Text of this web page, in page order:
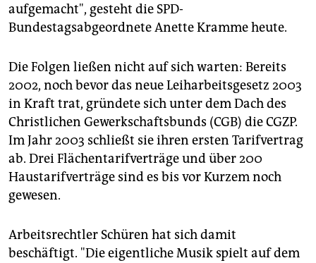
aufgemacht", gesteht die SPD-
Bundestagsabgeordnete Anette Kramme heute.
Die Folgen ließen nicht auf sich warten: Bereits
2002, noch bevor das neue Leiharbeitsgesetz 2003
in Kraft trat, gründete sich unter dem Dach des
Christlichen Gewerkschaftsbunds (CGB) die CGZP.
Im Jahr 2003 schließt sie ihren ersten Tarifvertrag
ab. Drei Flächentarifverträge und über 200
Haustarifverträge sind es bis vor Kurzem noch
gewesen.
Arbeitsrechtler Schüren hat sich damit
beschäftigt. "Die eigentliche Musik spielt auf dem